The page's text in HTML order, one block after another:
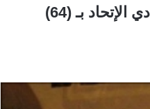
محمد بن داخل رئيساً لنادي الإتحاد بـ (64)